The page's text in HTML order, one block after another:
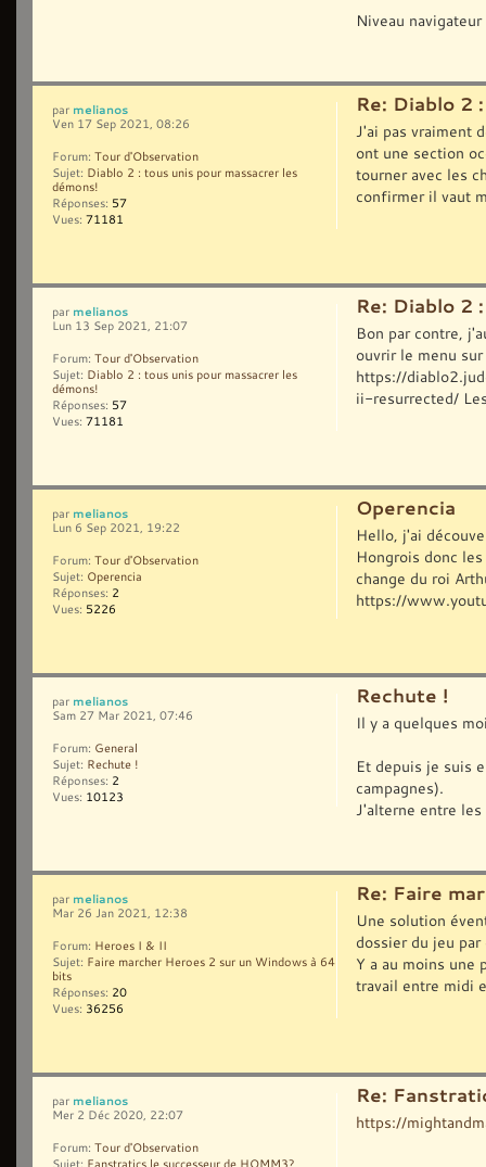
Niveau
Re: Diablo 2
J'ai pas vraiment
ont une section
tourner avec les
confirmer il vaut
par melianos
Ven 17 Sep 2021, 08:26
Forum: Tour d'Observation
Sujet: Diablo 2 : tous unis pour massacrer les
démons!
Réponses: 57
Vues: 71181
Re: Diablo 2
Bon par contre,
ouvrir le menu
https://
ii-resurrected/
par melianos
Lun 13 Sep 2021, 21:07
Forum: Tour d'Observation
Sujet: Diablo 2 : tous unis pour massacrer les
démons!
Réponses: 57
Vues: 71181
Operencia
Hello, j'ai
Hongrois donc
change du roi
https://
par melianos
Lun 6 Sep 2021, 19:22
Forum: Tour d'Observation
Sujet: Operencia
Réponses: 2
Vues: 5226
Rechute !
Il y a quelques
Et depuis je suis
campagnes).
J'alterne entre
par melianos
Sam 27 Mar 2021, 07:46
Forum: General
Sujet: Rechute !
Réponses: 2
Vues: 10123
Re: Faire
Une solution
dossier du jeu
Y a au moins une
travail entre midi
par melianos
Mar 26 Jan 2021, 12:38
Forum: Heroes I & II
Sujet: Faire marcher Heroes 2 sur un Windows à 64
bits
Réponses: 20
Vues: 36256
Re:
https://
par melianos
Mer 2 Déc 2020, 22:07
Forum: Tour d'Observation
Sujet: Fanstratics le successeur de HOMM3?